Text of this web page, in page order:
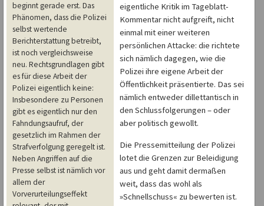
beginnt gerade erst. Das
Phänomen, dass die Polizei
selbst wertende
Berichterstattung betreibt,
ist noch vergleichsweise
neu. Rechtsgrundlagen gibt
es für diese Arbeit der
Polizei eigentlich keine:
Insbesondere zu Personen
gibt es eigentlich nur den
Fahndungsaufruf, der
gesetzlich im Rahmen der
Strafverfolgung geregelt ist.
Neben Angriffen auf die
Presse selbst ist nämlich vor
allem der
Vorverurteilungseffekt
eigentliche Kritik im Tageblatt-
Kommentar nicht aufgreift, nicht
einmal mit einer weiteren
persönlichen Attacke: die richtete
sich nämlich dagegen, wie die
Polizei ihre eigene Arbeit der
Öffentlichkeit präsentierte. Das sei
nämlich entweder dillettantisch in
den Schlussfolgerungen – oder
aber politisch gewollt.
Die Pressemitteilung der Polizei
lotet die Grenzen zur Beleidigung
aus und geht damit dermaßen
weit, dass das wohl als
»Schnellschuss« zu bewerten ist.